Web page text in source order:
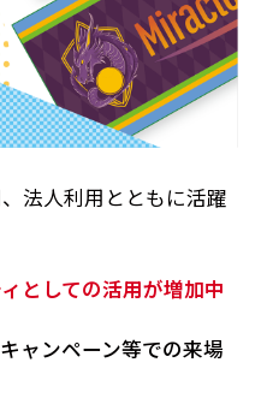
法人利用とともに活躍
としての活用が増加中
ャンペーン等での来場